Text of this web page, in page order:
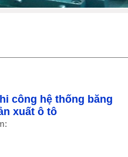
công hệ thống băng
xuất ô tô